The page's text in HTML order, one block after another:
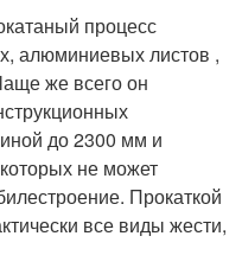
процесс
алюминиевых листов ,
же всего он
до 2300 мм и
не может
Прокаткой
все виды жести,